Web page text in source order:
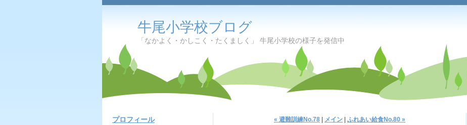
牛尾小学校ブログ
「なかよく・かしこく・たくましく」 牛尾小学校の様子を発信中
プロフィール « 避難訓練No.78 メイン ふれあい給食No.80 »